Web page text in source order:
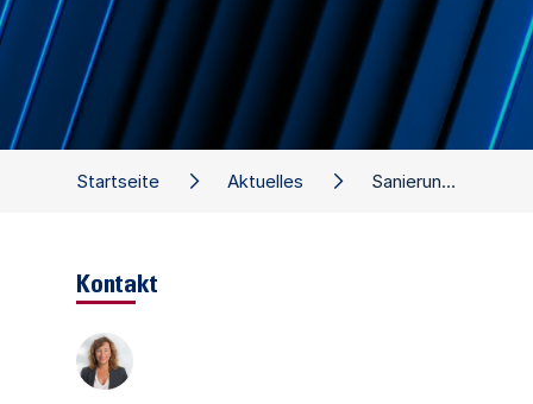
Kontakt
Startseite Aktuelles Sanierung und Insolvenz X